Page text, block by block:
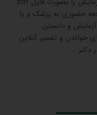
حضوری به پزشک و یا
آزمایش و دانستن
خواندن و تفسیر آنلاین
دکتر …